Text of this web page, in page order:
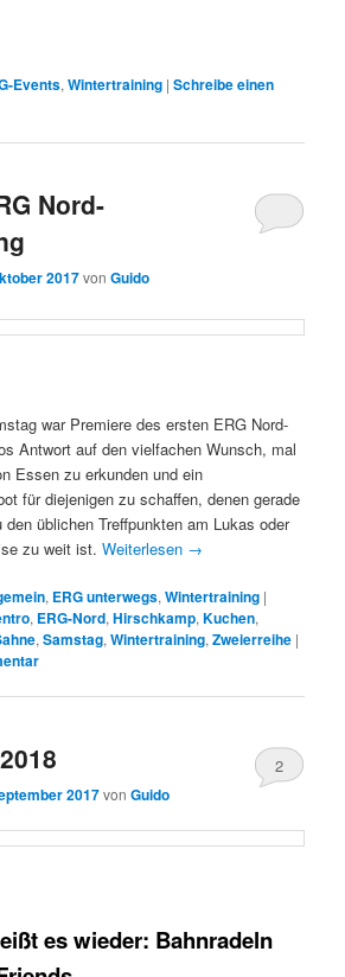
Events,Wintertraining |Schreibe einen
Nord-
2017vonGuido
war Premiere des ersten ERG Nord-
Antwort auf den vielfachen Wunsch, mal
Essen zu erkunden und ein
für diejenigen zu schaffen, denen gerade
üblichen Treffpunkten am Lukas oder
zu weit ist.Weiterlesen →
, ERG unterwegs,Wintertraining |
, ERG-Nord,Hirschkamp,Kuchen,
,Samstag,Wintertraining,Zweierreihe |
2017vonGuido
2
es wieder: Bahnradeln